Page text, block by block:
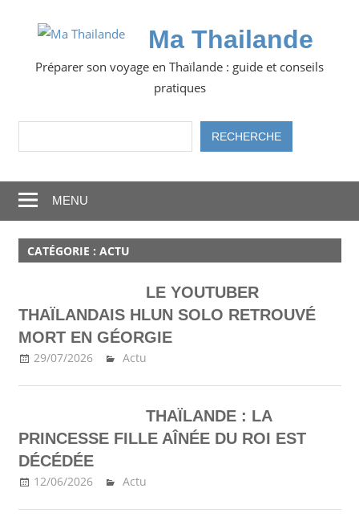
Ma Thailande
Préparer son voyage en Thaïlande : guide et conseils
pratiques
RechercherRECHERCHE
MENU
CATÉGORIE : ACTU
LE YOUTUBER
THAÏLANDAIS HLUN SOLO RETROUVÉ
MORT EN GÉORGIE
29/07/2026 Ma Thailande
Actu
THAÏLANDE : LA
PRINCESSE FILLE AÎNÉE DU ROI EST
DÉCÉDÉE
12/06/2026 Ma Thailande
Actu